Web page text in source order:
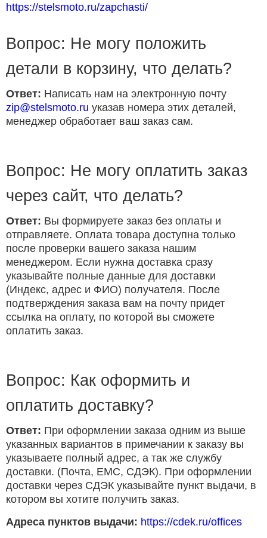
https://stelsmoto.ru/zapchasti/
Вопрос: Не могу положить
детали в корзину, что делать?
Ответ: Написать нам на электронную почту
zip@stelsmoto.ru указав номера этих деталей,
менеджер обработает ваш заказ сам.
Вопрос: Не могу оплатить заказ
через сайт, что делать?
Ответ: Вы формируете заказ без оплаты и
отправляете. Оплата товара доступна только
после проверки вашего заказа нашим
менеджером. Если нужна доставка сразу
указывайте полные данные для доставки
(Индекс, адрес и ФИО) получателя. После
подтверждения заказа вам на почту придет
ссылка на оплату, по которой вы сможете
оплатить заказ.
Вопрос: Как оформить и
оплатить доставку?
Ответ: При оформлении заказа одним из выше
указанных вариантов в примечании к заказу вы
указываете полный адрес, а так же службу
доставки. (Почта, ЕМС, СДЭК). При оформлении
доставки через СДЭК указывайте пункт выдачи, в
котором вы хотите получить заказ.
Адреса пунктов выдачи: https://cdek.ru/offices